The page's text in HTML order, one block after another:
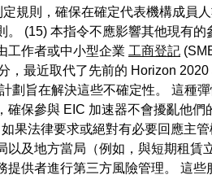
規則，確保在確定代表機構成員
。 (15) 本指令不應影響其他現有
工作者或中小型企業 工商登記
，最近取代了先前的 Horizon
劃旨在解決這些不確定性。 這種
確保參與 EIC 加速器不會擾亂他
果法律要求或絕對有必要回應主
及地方當局（例如，與短期租
供者進行第三方風險管理。 這